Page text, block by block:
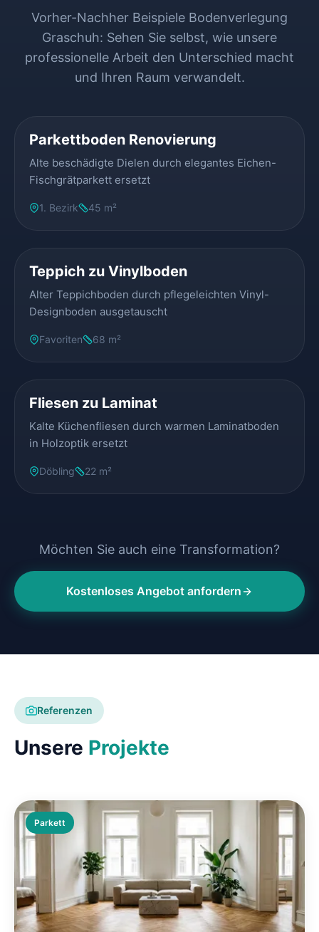
Vorher-Nachher Beispiele Bodenverlegung
Graschuh: Sehen Sie selbst, wie unsere
professionelle Arbeit den Unterschied macht
und Ihren Raum verwandelt.
Parkettboden Renovierung
Alte beschädigte Dielen durch elegantes Eichen-
Fischgrätparkett ersetzt
1. Bezirk 45 m²
Teppich zu Vinylboden
Alter Teppichboden durch pflegeleichten Vinyl-
Designboden ausgetauscht
Favoriten 68 m²
Fliesen zu Laminat
Kalte Küchenfliesen durch warmen Laminatboden
in Holzoptik ersetzt
Döbling 22 m²
Möchten Sie auch eine Transformation?
Kostenloses Angebot anfordern
Referenzen
Unsere Projekte
Parkett